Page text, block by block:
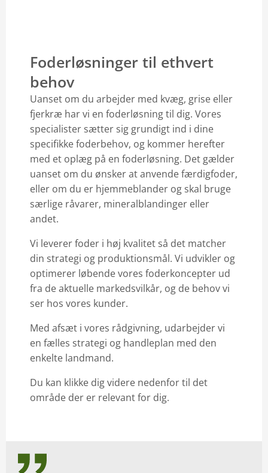
Foderløsninger til ethvert
behov
Uanset om du arbejder med kvæg, grise eller
fjerkræ har vi en foderløsning til dig. Vores
specialister sætter sig grundigt ind i dine
specifikke foderbehov, og kommer herefter
med et oplæg på en foderløsning. Det gælder
uanset om du ønsker at anvende færdigfoder,
eller om du er hjemmeblander og skal bruge
særlige råvarer, mineralblandinger eller
andet.
Vi leverer foder i høj kvalitet så det matcher
din strategi og produktionsmål. Vi udvikler og
optimerer løbende vores foderkoncepter ud
fra de aktuelle markedsvilkår, og de behov vi
ser hos vores kunder.
Med afsæt i vores rådgivning, udarbejder vi
en fælles strategi og handleplan med den
enkelte landmand.
Du kan klikke dig videre nedenfor til det
område der er relevant for dig.